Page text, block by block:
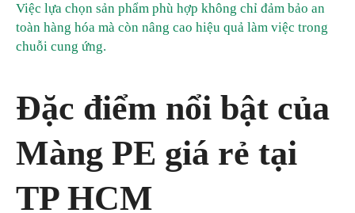
Việc lựa chọn sản phẩm phù hợp không chỉ đảm bảo an
toàn hàng hóa mà còn nâng cao hiệu quả làm việc trong
chuỗi cung ứng.
Đặc điểm nổi bật của
Màng PE giá rẻ tại
TP HCM